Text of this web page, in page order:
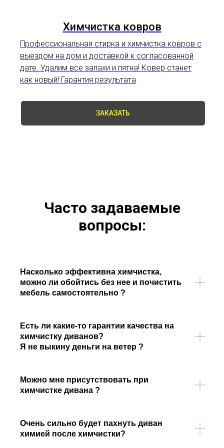
Химчистка ковров
Профессиональная стирка и химчистка ковров с
выездом на дом и доставкой к согласованной
дате. Удалим все запахи и пятна! Ковер станет
как новый! Гарантия результата
ЗАКАЗАТЬ
Часто задаваемые
вопросы:
Насколько эффективна химчистка,
можно ли обойтись без нее и почистить
мебель самостоятельно ?
Есть ли какие-то гарантии качества на
химчистку диванов?
Я не выкину деньги на ветер ?
Можно мне присутствовать при
химчистке дивана ?
Очень сильно будет пахнуть диван
химией после химчистки?